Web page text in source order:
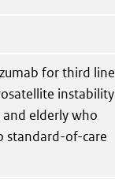
for third line
instability
elderly who
standard-of-care